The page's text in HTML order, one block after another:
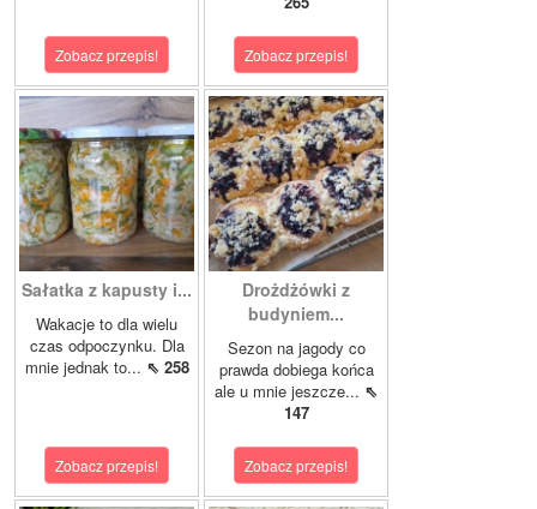
Zobacz przepis! Zobacz przepis!
Sałatka z kapusty i...
Wakacje to dla wielu
czas odpoczynku. Dla
mnie jednak to... ⇖ 258
Zobacz przepis!
Drożdżówki z
budyniem...
Sezon na jagody co
prawda dobiega końca
ale u mnie jeszcze... ⇖
147
Zobacz przepis!